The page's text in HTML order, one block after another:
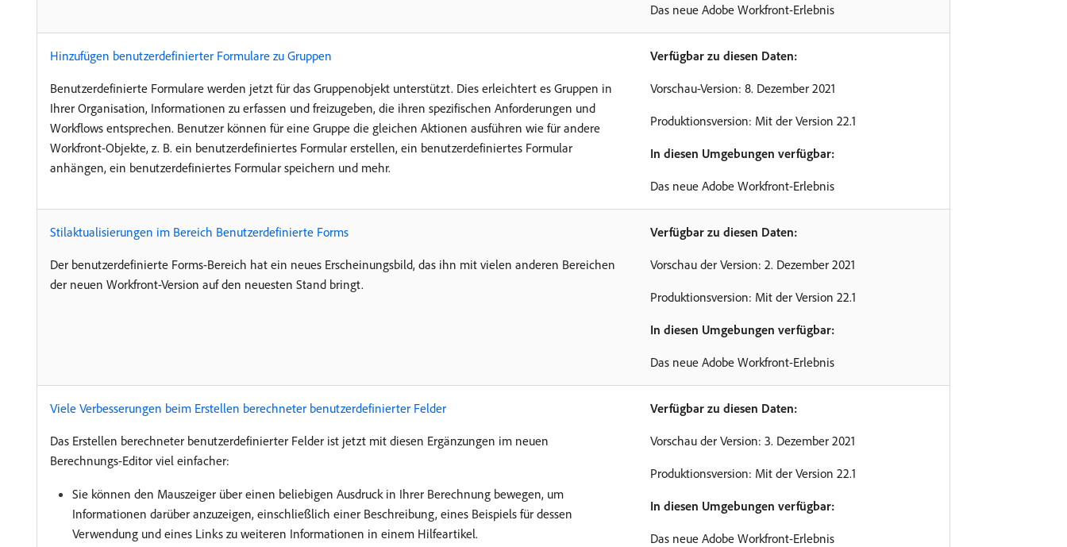
Das neue Adobe Workfront-Erlebnis
Hinzufügen benutzerdefinierter Formulare zu Gruppen
Benutzerdefinierte Formulare werden jetzt für das Gruppenobjekt unterstützt. Dies erleichtert es Gruppen in
Ihrer Organisation, Informationen zu erfassen und freizugeben, die ihren spezifischen Anforderungen und
Workflows entsprechen. Benutzer können für eine Gruppe die gleichen Aktionen ausführen wie für andere
Workfront-Objekte, z. B. ein benutzerdefiniertes Formular erstellen, ein benutzerdefiniertes Formular
anhängen, ein benutzerdefiniertes Formular speichern und mehr.
Verfügbar zu diesen Daten:
Vorschau-Version: 8. Dezember 2021
Produktionsversion: Mit der Version 22.1
In diesen Umgebungen verfügbar:
Das neue Adobe Workfront-Erlebnis
Stilaktualisierungen im Bereich Benutzerdefinierte Forms
Der benutzerdefinierte Forms-Bereich hat ein neues Erscheinungsbild, das ihn mit vielen anderen Bereichen
der neuen Workfront-Version auf den neuesten Stand bringt.
Verfügbar zu diesen Daten:
Vorschau der Version: 2. Dezember 2021
Produktionsversion: Mit der Version 22.1
In diesen Umgebungen verfügbar:
Das neue Adobe Workfront-Erlebnis
Viele Verbesserungen beim Erstellen berechneter benutzerdefinierter Felder
Das Erstellen berechneter benutzerdefinierter Felder ist jetzt mit diesen Ergänzungen im neuen
Berechnungs-Editor viel einfacher:
Sie können den Mauszeiger über einen beliebigen Ausdruck in Ihrer Berechnung bewegen, um
Informationen darüber anzuzeigen, einschließlich einer Beschreibung, eines Beispiels für dessen
Verwendung und eines Links zu weiteren Informationen in einem Hilfeartikel.
Verfügbar zu diesen Daten:
Vorschau der Version: 3. Dezember 2021
Produktionsversion: Mit der Version 22.1
In diesen Umgebungen verfügbar:
Das neue Adobe Workfront-Erlebnis